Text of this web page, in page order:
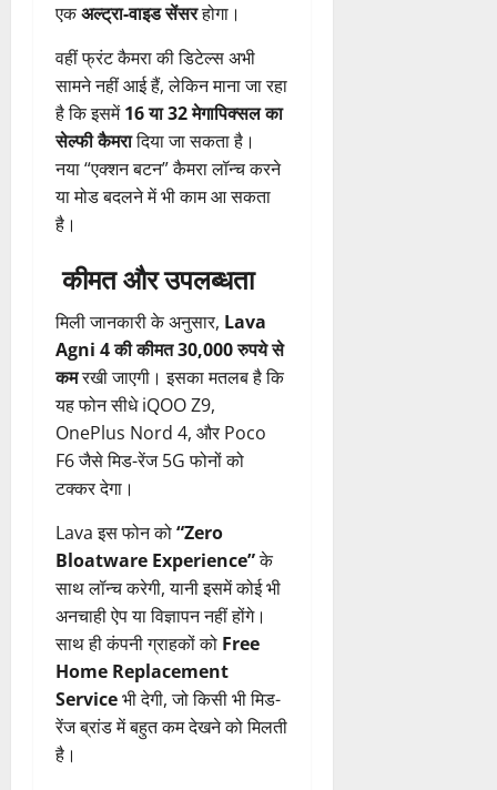
एकअल्ट्रा-वाइड सेंसरहोगा।
वहीं फ्रंट कैमरा की डिटेल्स अभी
सामने नहीं आई हैं, लेकिन माना जा रहा
है कि इसमें16 या 32 मेगापिक्सल का
सेल्फी कैमरादिया जा सकता है।
नया “एक्शन बटन” कैमरा लॉन्च करने
या मोड बदलने में भी काम आ सकता
है।
कीमत और उपलब्धता
मिली जानकारी के अनुसार, Lava
Agni 4 की कीमत 30,000 रुपये से
कमरखी जाएगी। इसका मतलब है कि
यह फोन सीधे iQOO Z9,
OnePlus Nord 4, और Poco
F6 जैसे मिड-रेंज 5G फोनों को
टक्कर देगा।
Lava इस फोन को“Zero
Bloatware Experience”के
साथ लॉन्च करेगी, यानी इसमें कोई भी
अनचाही ऐप या विज्ञापन नहीं होंगे।
साथ ही कंपनी ग्राहकों को Free
Home Replacement
Serviceभी देगी, जो किसी भी मिड-
रेंज ब्रांड में बहुत कम देखने को मिलती
है।